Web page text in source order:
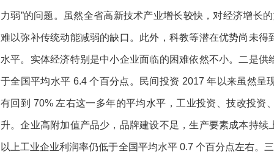
力弱”的问题。虽然全省高新技术产业增长较快，对经济增长
难以弥补传统动能减弱的缺口。此外，科教等潜在优势尚未
水平。实体经济特别是中小企业面临的困难依然不小。二是
于全国平均水平 6.4 个百分点。民间投资 2017 年以来虽然呈
有回到 70% 左右这一多年的平均水平，工业投资、技改投资
升。企业高附加值产品少，品牌建设不足，生产要素成本持
以上工业企业利润率仍低于全国平均水平 0.7 个百分点左右。